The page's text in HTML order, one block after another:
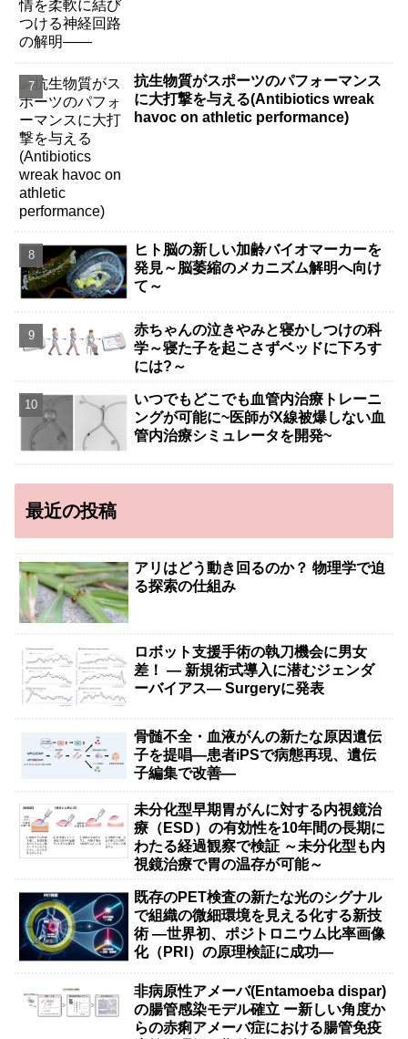
抗生物質がスポーツのパフォーマンス
に大打撃を与える(Antibiotics wreak
havoc on athletic performance)
ヒト脳の新しい加齢バイオマーカーを
発見～脳萎縮のメカニズム解明へ向け
て～
赤ちゃんの泣きやみと寝かしつけの科
学～寝た子を起こさずベッドに下ろす
には?～
いつでもどこでも血管内治療トレーニ
ングが可能に~医師がX線被爆しない血
管内治療シミュレータを開発~
最近の投稿
アリはどう動き回るのか？ 物理学で迫
る探索の仕組み
ロボット支援手術の執刀機会に男女
差！ — 新規術式導入に潜むジェンダ
ーバイアス— Surgeryに発表
骨髄不全・血液がんの新たな原因遺伝
子を提唱―患者iPSで病態再現、遺伝
子編集で改善―
未分化型早期胃がんに対する内視鏡治
療（ESD）の有効性を10年間の長期に
わたる経過観察で検証 ～未分化型も内
視鏡治療で胃の温存が可能～
既存のPET検査の新たな光のシグナル
で組織の微細環境を見える化する新技
術 ―世界初、ポジトロニウム比率画像
化（PRI）の原理検証に成功―
非病原性アメーバ(Entamoeba dispar)
の腸管感染モデル確立 ー新しい角度か
らの赤痢アメーバ症における腸管免疫